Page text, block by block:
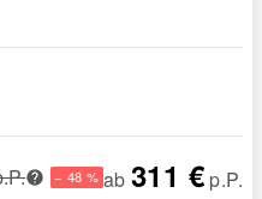
− 48 % ab 311 € p.P.